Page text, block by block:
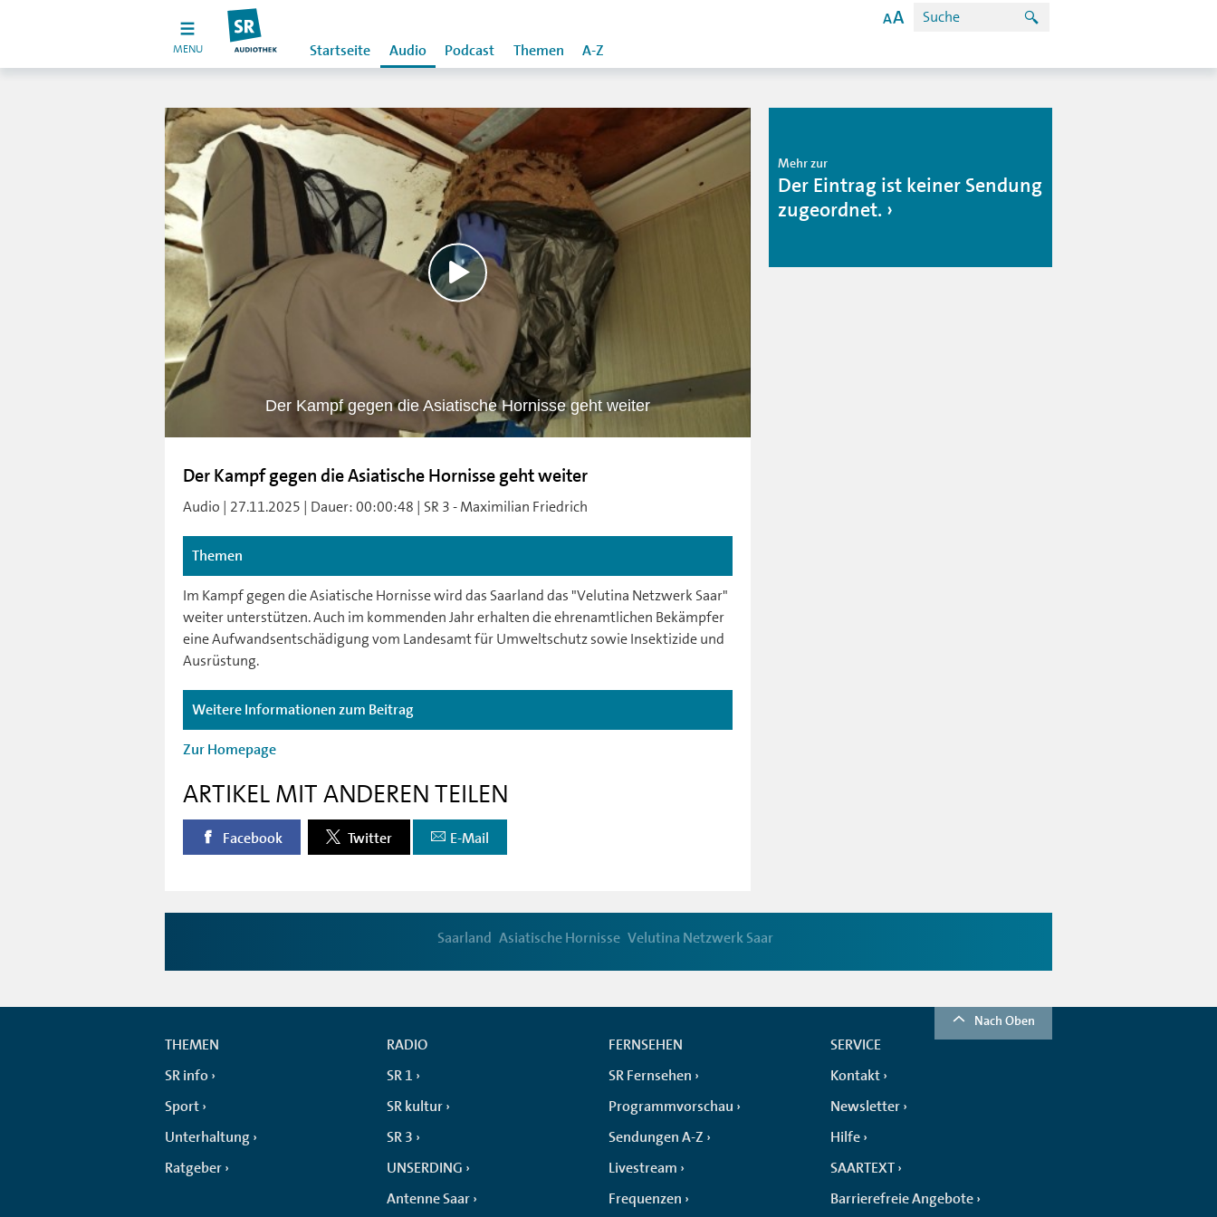
MENU Startseite Audio Podcast Themen A-Z
Der Kampf gegen die Asiatische Hornisse geht weiter
Der Kampf gegen die Asiatische Hornisse geht weiter
Audio | 27.11.2025 | Dauer: 00:00:48 | SR 3 - Maximilian Friedrich
Themen
Im Kampf gegen die Asiatische Hornisse wird das Saarland das "Velutina Netzwerk Saar"
weiter unterstützen. Auch im kommenden Jahr erhalten die ehrenamtlichen Bekämpfer
eine Aufwandsentschädigung vom Landesamt für Umweltschutz sowie Insektizide und
Ausrüstung.
Weitere Informationen zum Beitrag
Zur Homepage
ARTIKEL MIT ANDEREN TEILEN
Facebook Twitter E-Mail
Mehr zur
Der Eintrag ist keiner Sendung
zugeordnet.
Saarland Asiatische Hornisse Velutina Netzwerk Saar
Nach Oben
THEMEN
SR info
Sport
Unterhaltung
Ratgeber
RADIO
SR 1
SR kultur
SR 3
UNSERDING
Antenne Saar
FERNSEHEN
SR Fernsehen
Programmvorschau
Sendungen A-Z
Livestream
Frequenzen
SERVICE
Kontakt
Newsletter
Hilfe
SAARTEXT
Barrierefreie Angebote